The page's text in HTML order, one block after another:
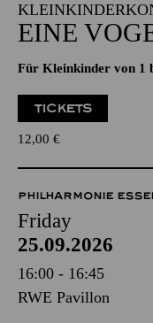
EINE
Für Kleinkinder von 1
TICKETS
12,00 €
PHILHARMONIE
Friday
25.09.2026
16:00 - 16:45
RWE Pavillon